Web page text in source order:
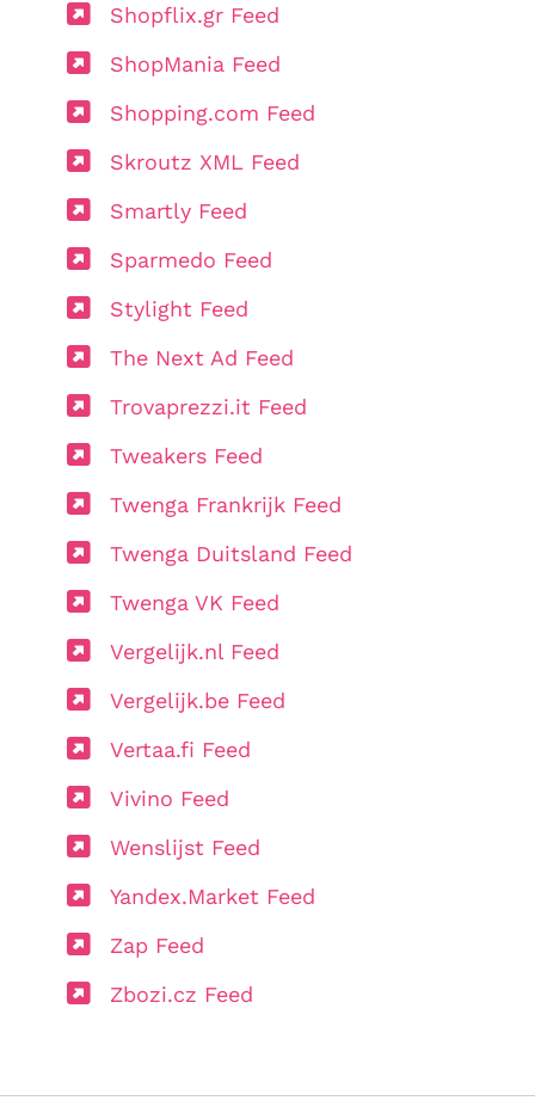
Shopflix.gr Feed
ShopMania Feed
Shopping.com Feed
Skroutz XML Feed
Smartly Feed
Sparmedo Feed
Stylight Feed
The Next Ad Feed
Trovaprezzi.it Feed
Tweakers Feed
Twenga Frankrijk Feed
Twenga Duitsland Feed
Twenga VK Feed
Vergelijk.nl Feed
Vergelijk.be Feed
Vertaa.fi Feed
Vivino Feed
Wenslijst Feed
Yandex.Market Feed
Zap Feed
Zbozi.cz Feed